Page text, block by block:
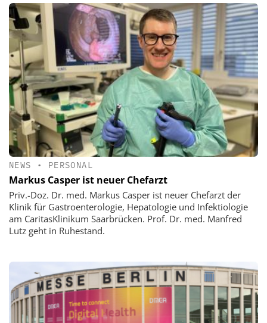
NEWS • PERSONAL
Markus Casper ist neuer Chefarzt
Priv.-Doz. Dr. med. Markus Casper ist neuer Chefarzt der
Klinik für Gastroenterologie, Hepatologie und Infektiologie
am CaritasKlinikum Saarbrücken. Prof. Dr. med. Manfred
Lutz geht in Ruhestand.